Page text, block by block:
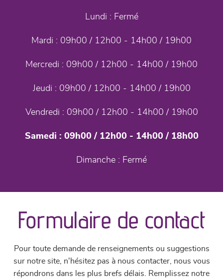
Lundi : Fermé
Mardi : 09h00 / 12h00 - 14h00 / 19h00
Mercredi : 09h00 / 12h00 - 14h00 / 19h00
Jeudi : 09h00 / 12h00 - 14h00 / 19h00
Vendredi : 09h00 / 12h00 - 14h00 / 19h00
Samedi : 09h00 / 12h00 - 14h00 / 18h00
Dimanche : Fermé
Formulaire de contact
Pour toute demande de renseignements ou suggestions
sur notre site, n'hésitez pas à nous contacter, nous vous
répondrons dans les plus brefs délais. Remplissez notre